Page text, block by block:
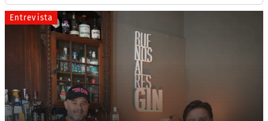
Entrevista